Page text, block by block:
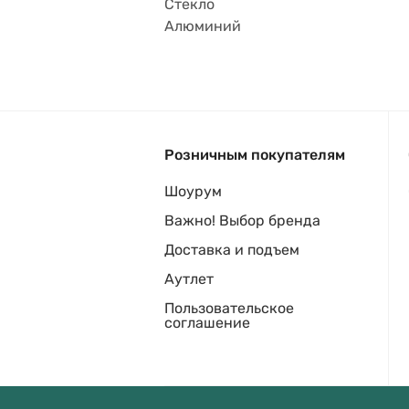
Стекло
Алюминий
Розничным покупателям
Шоурум
Важно! Выбор бренда
Доставка и подъем
Аутлет
Пользовательское
соглашение